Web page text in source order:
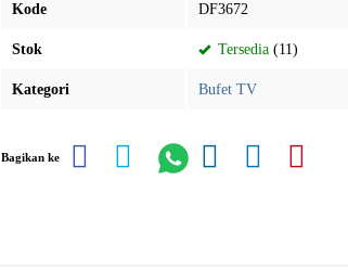
Kode DF3672
Stok Tersedia (11)
Kategori Bufet TV
Bagikan ke